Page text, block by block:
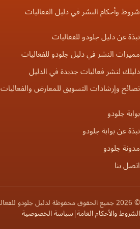
شروط وأحكام النشر في دليل الفعاليات
نبذة عن دليل جلودو للفعاليات
مميزات النشر في دليل جلودو للفعاليات
دليلك لنشر فعاليات جديدة في الدليل
نصائح وإرشادات التسويق للمعارض والفعاليات
بوابة جلودو
نبذة عن بوابة جلودو
مدونة جلودو
اتصل بنا
© 2026 جميع الحقوق محفوظة لدليل جلودو للفعاليات
الشروط والأحكام العامة|سياسة الخصوصية